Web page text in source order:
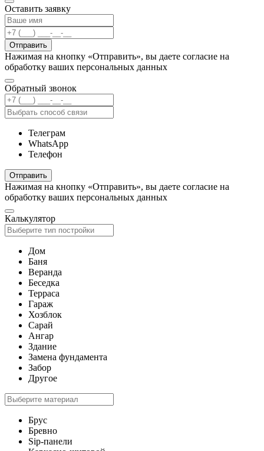
Оставить заявку
Отправить
Нажимая на кнопку «Отправить», вы даете согласие на
обработку ваших персональных данных
Обратный звонок
Телеграм
WhatsApp
Телефон
Отправить
Нажимая на кнопку «Отправить», вы даете согласие на
обработку ваших персональных данных
Калькулятор
Дом
Баня
Веранда
Беседка
Терраса
Гараж
Хозблок
Сарай
Ангар
Здание
Замена фундамента
Забор
Другое
Брус
Бревно
Sip-панели